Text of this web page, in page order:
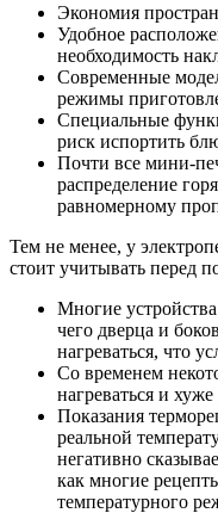
Экономия
Удобное
необходимость
Современные
режимы
Специальные
риск испортить
Почти все мини-
распределение
равномерному
Тем не менее, у
стоит учитывать перед
Многие
чего дверца и
нагреваться, что
Со временем
нагреваться и
Показания
реальной
негативно
как многие
температурного